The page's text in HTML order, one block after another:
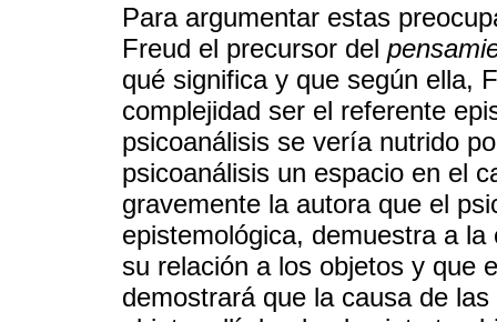
Para argumentar estas
Freud el precursor del
qué significa y que según ella,
complejidad ser el referente
psicoanálisis se vería nutrido
psicoanálisis un espacio en el
gravemente la autora que el
epistemológica, demuestra a
su relación a los objetos y que
demostrará que la causa de